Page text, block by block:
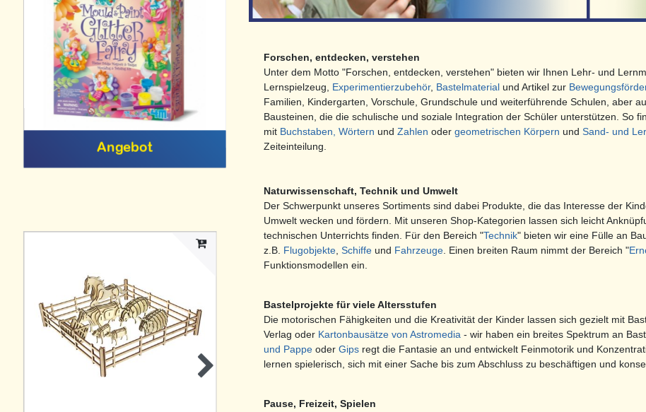
Angebot
Forschen, entdecken, verstehen
Unter dem Motto "Forschen, entdecken, verstehen" bieten wir Ihnen Lehr- und
Lernspielzeug, Experimentierzubehör, Bastelmaterial und Artikel zur
Familien, Kindergarten, Vorschule, Grundschule und weiterführende Schulen, aber
Bausteinen, die die schulische und soziale Integration der Schüler unterstützen. So
mit Buchstaben, Wörtern und Zahlen oder geometrischen Körpern und Sand- und
Zeiteinteilung.
Naturwissenschaft, Technik und Umwelt
Der Schwerpunkt unseres Sortiments sind dabei Produkte, die das Interesse der
Umwelt wecken und fördern. Mit unseren Shop-Kategorien lassen sich leicht
technischen Unterrichts finden. Für den Bereich "Technik" bieten wir eine Fülle an
z.B. Flugobjekte Schiffe und Fahrzeuge . Einen breiten Raum nimmt der Bereich "
Funktionsmodellen ein.
Bastelprojekte für viele Altersstufen
Die motorischen Fähigkeiten und die Kreativität der Kinder lassen sich gezielt mit
Verlag oder Kartonbausätze von Astromedia - wir haben ein breites Spektrum an
und Pappe oder Gips regt die Fantasie an und entwickelt Feinmotorik und
lernen spielerisch, sich mit einer Sache bis zum Abschluss zu beschäftigen und
Pause, Freizeit, Spielen